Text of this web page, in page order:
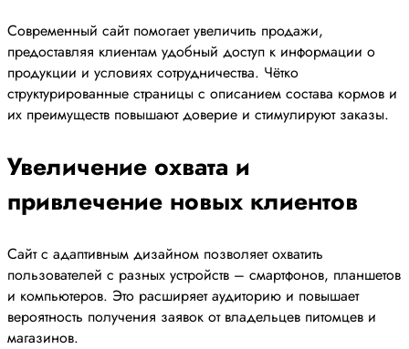
Современный сайт помогает увеличить продажи,
предоставляя клиентам удобный доступ к информации о
продукции и условиях сотрудничества. Чётко
структурированные страницы с описанием состава кормов и
их преимуществ повышают доверие и стимулируют заказы.
Увеличение охвата и
привлечение новых клиентов
Сайт с адаптивным дизайном позволяет охватить
пользователей с разных устройств – смартфонов, планшетов
и компьютеров. Это расширяет аудиторию и повышает
вероятность получения заявок от владельцев питомцев и
магазинов.